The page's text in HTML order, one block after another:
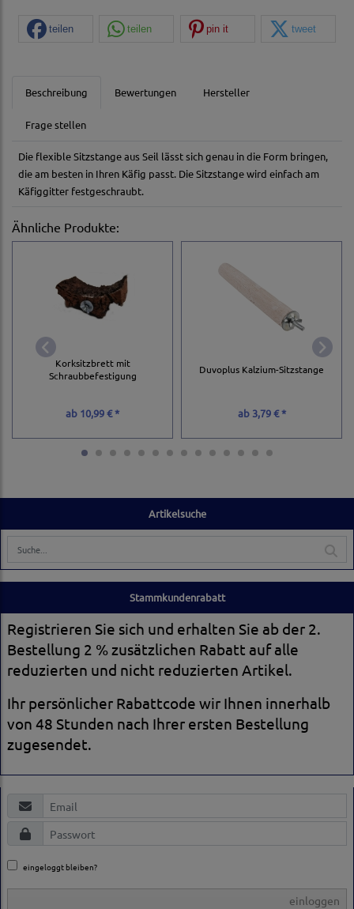
Artikelsuche
teilen teilen pin it tweet
Beschreibung Bewertungen Hersteller
Frage stellen
Die flexible Sitzstange aus Seil lässt sich genau in die Form bringen,
die am besten in Ihren Käfig passt. Die Sitzstange wird einfach am
Käfiggitter festgeschraubt.
Ähnliche Produkte:
Korksitzbrett mit
Schraubbefestigung
ab 10,99 € *
Duvoplus Kalzium-Sitzstange
ab3,79 € *
Stammkundenrabatt
Registrieren Sie sich und erhalten Sie ab der 2.
Bestellung 2 % zusätzlichen Rabatt auf alle
reduzierten und nicht reduzierten Artikel.
Ihr persönlicher Rabattcode wir Ihnen innerhalb
von 48 Stunden nach Ihrer ersten Bestellung
zugesendet.
eingeloggt bleiben?
einloggen